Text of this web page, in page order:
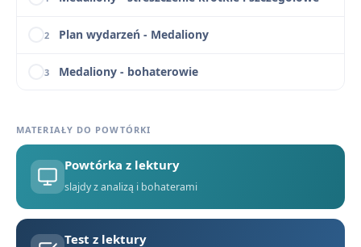
2 Plan wydarzeń - Medaliony
3 Medaliony - bohaterowie
5 Kontekst historyczny i prawny „Medalionów”
6 Medaliony - motywy literackie
7 Medaliony - konteksty
MATERIAŁY DO POWTÓRKI
Powtórka z lektury
slajdy z analizą i bohaterami
Test z lektury